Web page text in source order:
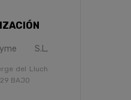
S.L,
del Lluch
BAJO